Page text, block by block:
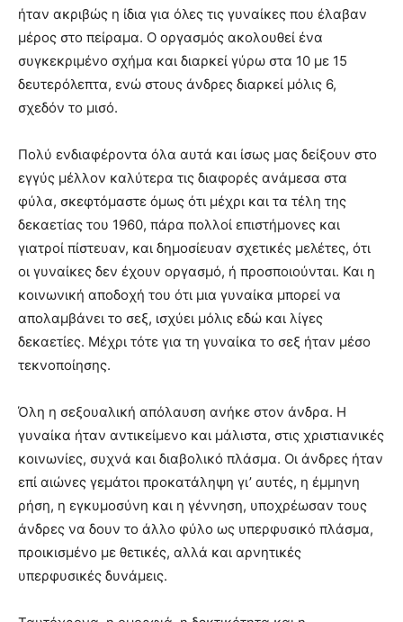
ήταν ακριβώς η ίδια για όλες τις γυναίκες που έλαβαν
μέρος στο πείραμα. Ο οργασμός ακολουθεί ένα
συγκεκριμένο σχήμα και διαρκεί γύρω στα 10 με 15
δευτερόλεπτα, ενώ στους άνδρες διαρκεί μόλις 6,
σχεδόν το μισό.
Πολύ ενδιαφέροντα όλα αυτά και ίσως μας δείξουν στο
εγγύς μέλλον καλύτερα τις διαφορές ανάμεσα στα
φύλα, σκεφτόμαστε όμως ότι μέχρι και τα τέλη της
δεκαετίας του 1960, πάρα πολλοί επιστήμονες και
γιατροί πίστευαν, και δημοσίευαν σχετικές μελέτες, ότι
οι γυναίκες δεν έχουν οργασμό, ή προσποιούνται. Και η
κοινωνική αποδοχή του ότι μια γυναίκα μπορεί να
απολαμβάνει το σεξ, ισχύει μόλις εδώ και λίγες
δεκαετίες. Μέχρι τότε για τη γυναίκα το σεξ ήταν μέσο
τεκνοποίησης.
Όλη η σεξουαλική απόλαυση ανήκε στον άνδρα. Η
γυναίκα ήταν αντικείμενο και μάλιστα, στις χριστιανικές
κοινωνίες, συχνά και διαβολικό πλάσμα. Οι άνδρες ήταν
επί αιώνες γεμάτοι προκατάληψη γι’ αυτές, η έμμηνη
ρήση, η εγκυμοσύνη και η γέννηση, υποχρέωσαν τους
άνδρες να δουν το άλλο φύλο ως υπερφυσικό πλάσμα,
προικισμένο με θετικές, αλλά και αρνητικές
υπερφυσικές δυνάμεις.